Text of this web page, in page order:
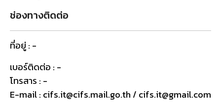
ช่องทางติดต่อ
ที่อยู่ : -
เบอร์ติดต่อ : -
โทรสาร : -
E-mail : cifs.it@cifs.mail.go.th / cifs.it@gmail.com